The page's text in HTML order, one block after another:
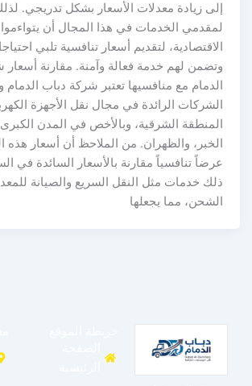
إلى زيادة معدلات الأسعار بشكل تدريجي.
لمقدمي الخدمات في هذا المجال أن يتواءموا
الاقتصادية، لتقديم أسعار تنافسية تلبي
وتضمن لهم خدمة فعالة وآمنة. مقارنة أسعار
الدمام مع منافسيها تعتبر شركة دباب الدمام
الشركات الرائدة في مجال نقل الأجهزة
المنطقة الشرقية، وبالأخص في المدن الكبرى
الخبر، والظهران. من الملاحظ أن أسعار هذه
عرضاً تنافسياً مقارنة بالأسعار السائدة في
ذلك خدمات مثل النقل السريع والصيانة
الشحن، مما يجعلها
الرئيسية